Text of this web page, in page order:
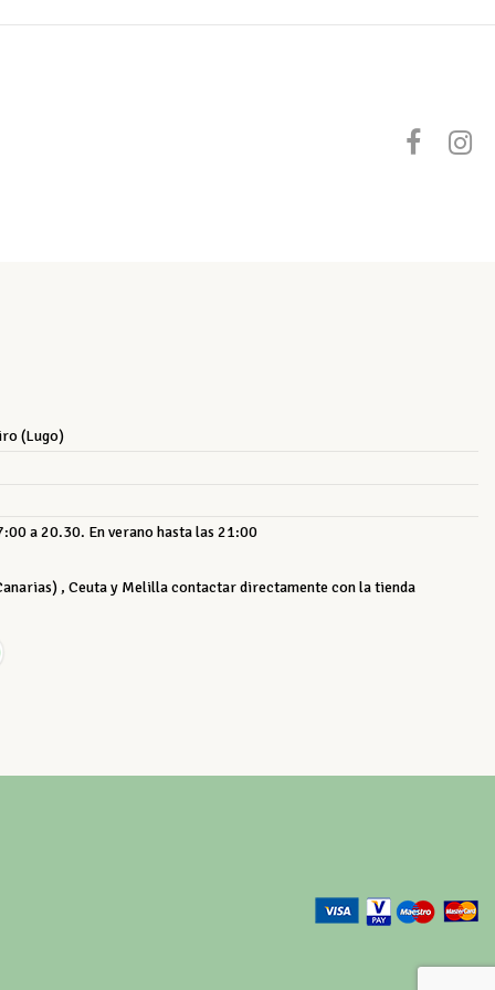
(Lugo)
a 20.30. En verano hasta las 21:00
, Ceuta y Melilla contactar directamente con la tienda